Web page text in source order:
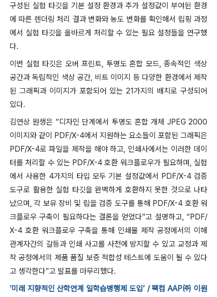
구성된 실험 타깃을 기본 설정 환경과 추가 설정값이 부여된 환경
에 따른 렌더링 처리 결과 변화와 농도 변화를 확인해서 립핑 과정
에서 실험 타깃을 올바르게 처리할 수 있는 필요 설정들을 연구했
다.
이번 실험 타깃은 오버 프린트, 투명도 혼합 모드, 종속적인 색상
공간과 독립적인 색상 공간, 비트 이미지 등 다양한 환경에서 제작
된 그래픽과 이미지가 포함되어 있는 21가지의 배치로 구성되어
있다.
김연상 원생은 “디자인 단계에서 투명도 혼합 개체 JPEG 2000
이미지와 같이 PDF/X-4에서 지원하는 요소들이 포함된 그래픽은
PDF/X-4로 파일을 제작을 해야 하고, 인쇄사에서는 이러한 데이
터를 처리할 수 있는 PDF/X-4 호환 워크플로우가 필요하며, 실험
에서 사용한 4가지의 타입 모두 기본 설정값에서 PDF/X-4 검증
도구로 활용한 실험 타깃을 완벽하게 호환하지 못한 것으로 나타
났으며, 각 보유 장비 및 립을 검증 도구를 통해 PDF/X-4 호환 워
크플로우 구축이 필요하다는 결론을 얻었다”고 설명하고, “PDF/
X-4 호환 워크플로우 구축을 통해 인쇄물 제작 공정에서의 이해
관계자간의 갈등과 인쇄 사고를 사전에 방지할 수 있고 교정과 제
작 공정에서의 제품 품질 보증 적합성 테스트에 도움이 될 수 있다
고 생각한다”고 발표를 마무리했다.
‘미래 지향적인 산학연계 일학습병행제 도입’ / 팩컴 AAP㈜ 이원